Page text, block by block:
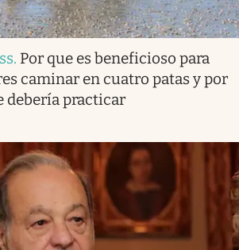
. Por que es beneficioso para
caminar en cuatro patas y por
debería practicar